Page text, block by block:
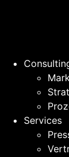
Services